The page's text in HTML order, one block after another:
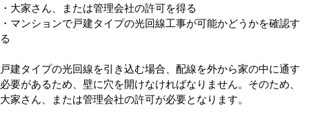
・大家さん、または管理会社の許可を得る
・マンションで戸建タイプの光回線工事が可能かどうかを確認す
る
戸建タイプの光回線を引き込む場合、配線を外から家の中に通す
必要があるため、壁に穴を開けなければなりません。そのため、
大家さん、または管理会社の許可が必要となります。